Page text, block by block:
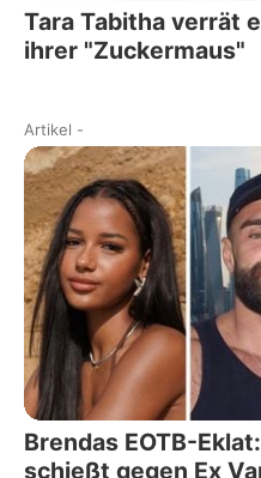
Tara Tabitha verrät
ihrer "Zuckermaus"
Artikel -
Brendas EOTB-
schießt gegen Ex